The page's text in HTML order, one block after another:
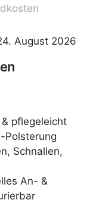
August 2026
pflegeleicht
Polsterung
Schnallen,
An- &